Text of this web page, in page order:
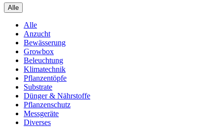
Alle
Alle
Anzucht
Bewässerung
Growbox
Beleuchtung
Klimatechnik
Pflanzentöpfe
Substrate
Dünger & Nährstoffe
Pflanzenschutz
Messgeräte
Diverses